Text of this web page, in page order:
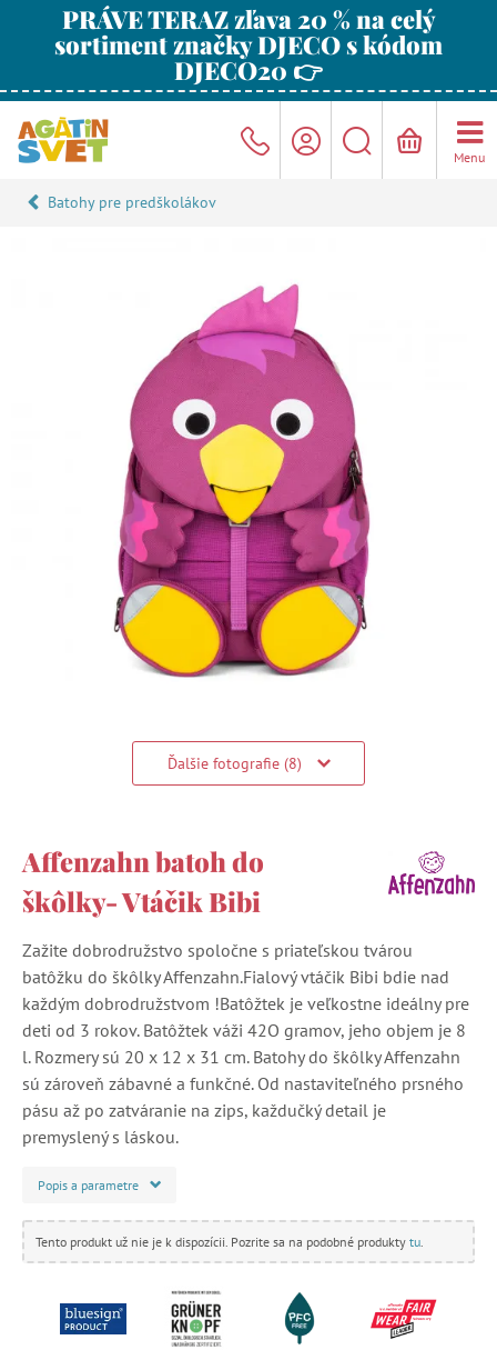
PRÁVE TERAZ zľava 20 % na celý
sortiment značky DJECO s kódom
DJECO20 👉
Menu
Batohy pre predškolákov
Ďalšie fotografie (8)
Affenzahn batoh do
škôlky- Vtáčik Bibi
Zažite dobrodružstvo spoločne s priateľskou tvárou
batôžku do škôlky Affenzahn.Fialový vtáčik Bibi bdie nad
každým dobrodružstvom !Batôžtek je veľkostne ideálny pre
deti od 3 rokov. Batôžtek váži 42O gramov, jeho objem je 8
l. Rozmery sú 20 x 12 x 31 cm. Batohy do škôlky Affenzahn
sú zároveň zábavné a funkčné. Od nastaviteľného prsného
pásu až po zatváranie na zips, každučký detail je
premyslený s láskou.
Popis a parametre
Tento produkt už nie je k dispozícii. Pozrite sa na podobné produkty tu